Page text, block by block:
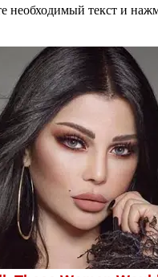
необходимый текст и